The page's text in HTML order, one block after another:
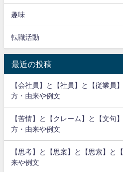
趣味
転職活動
最近の投稿
【会社員】と【社員】と【従業員
方・由来や例文
【苦情】と【クレーム】と【文句
方・由来や例文
【思考】と【思案】と【思索】と
来や例文